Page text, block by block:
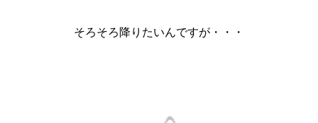
そろそろ降りたいんですが・・・